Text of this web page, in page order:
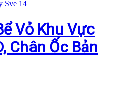
Vỏ Khu Vực
Chân Ốc Bản